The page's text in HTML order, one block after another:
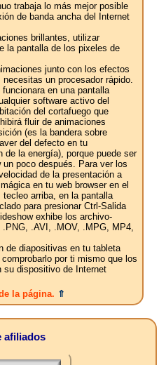
trabaja lo más mejor posible
de banda ancha del Internet
brillantes, utilizar
la pantalla de los pixeles de
junto con los efectos
un procesador rápido.
en una pantalla
software activo del
del cortafuego que
fluir de animaciones
(es la bandera sobre
del defecto en tu
de la energía), porque puede ser
poco después. Para ver los
de la presentación a
en tu web browser en el
arriba, en la pantalla
para presionar Ctrl-Salida
exhibe los archivo-
.AVI, .MOV, .MPG, MP4,
de diapositivas en tu tableta
por ti mismo que los
su dispositivo de Internet
la página. ⇑
afiliados